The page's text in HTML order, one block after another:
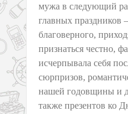
мужа в следующий
главных праздников
благоверного,
признаться честно,
исчерпывала себя
сюрпризов,
нашей годовщины и
также презентов ко